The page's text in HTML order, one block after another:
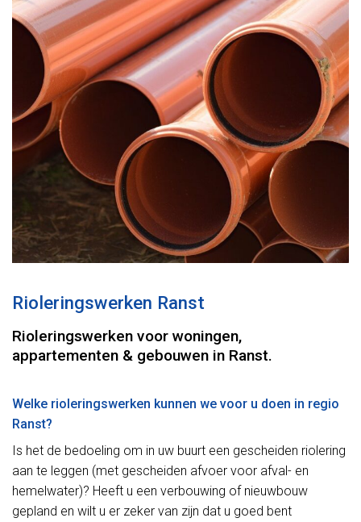
Rioleringswerken Ranst
Rioleringswerken voor woningen,
appartementen & gebouwen in Ranst.
Welke rioleringswerken kunnen we voor u doen in regio
Ranst?
Is het de bedoeling om in uw buurt een gescheiden riolering
aan te leggen (met gescheiden afvoer voor afval- en
hemelwater)? Heeft u een verbouwing of nieuwbouw
gepland en wilt u er zeker van zijn dat u goed bent